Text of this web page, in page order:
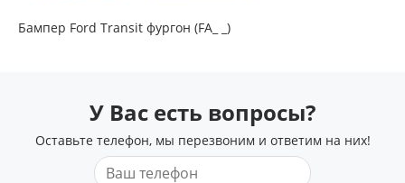
Бампер Ford Transit фургон (FA_ _)
У Вас есть вопросы?
Оставьте телефон, мы перезвоним и ответим на них!